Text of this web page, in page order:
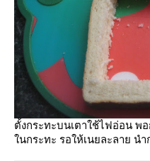
ตั้งกระทะบนเตาใช้ไฟอ่อน พ
นกระทะ รอให้เนยละลาย นำ